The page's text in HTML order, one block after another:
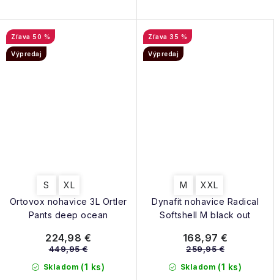
Ortovox nohavice 3L Ortler
Pants deep ocean
50 %
Výpredaj
S XL
Skladom (1 ks)
224,98 €
449,95 €
Dynafit nohavice Radical
Softshell M black out
35 %
Výpredaj
M XXL
Skladom (1 ks)
168,97 €
259,95 €